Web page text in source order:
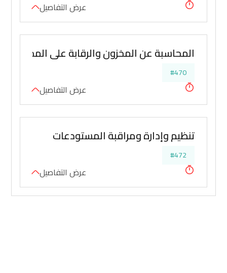
عرض التفاصيل
المحاسبة عن المخزون والرقابة على المخازن
#470
عرض التفاصيل
تنظيم وإدارة ومراقبة المستودعات
#472
عرض التفاصيل